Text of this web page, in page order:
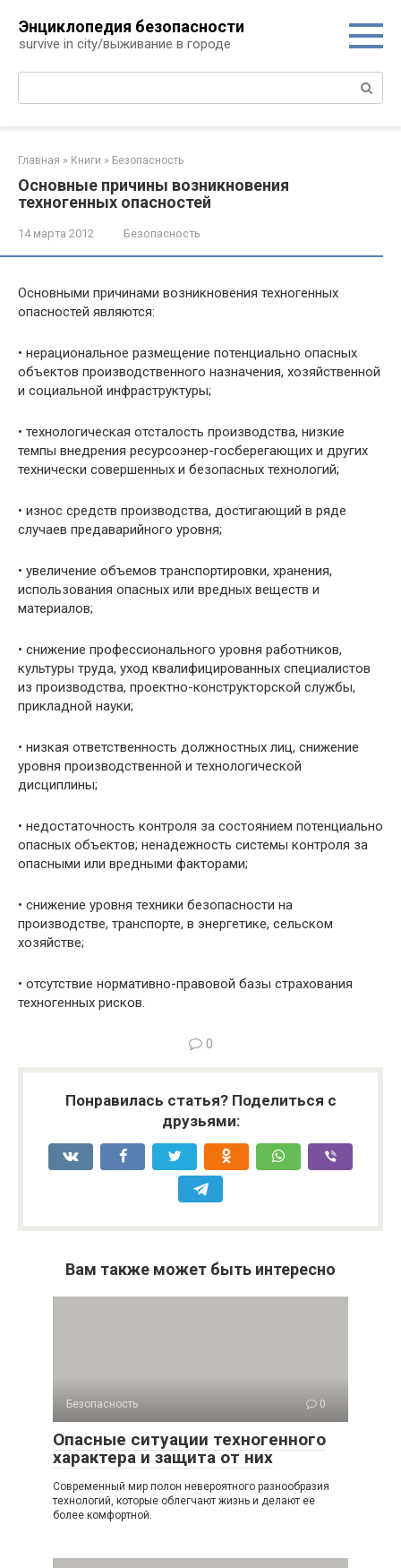
контенту
Энциклопедия безопасности
survive in city/выживание в городе
Поиск:
Главная » Книги » Безопасность
Основные причины возникновения
техногенных опасностей
14 марта 2012 Безопасность
Основными причинами возникновения техногенных
опасностей являются:
• нерациональное размещение потенциально опасных
объектов производственного назначения, хозяйственной
и социальной инфраструктуры;
• технологическая отсталость производства, низкие
темпы внедрения ресурсоэнер-госберегающих и других
технически совершенных и безопасных технологий;
• износ средств производства, достигающий в ряде
случаев предаварийного уровня;
• увеличение объемов транспортировки, хранения,
использования опасных или вред­ных веществ и
материалов;
• снижение профессионального уровня работников,
культуры труда, уход квалифи­цированных специалистов
из производства, проектно-конструкторской службы,
прикладной науки;
• низкая ответственность должностных лиц, снижение
уровня производственной и технологической
дисциплины;
• недостаточность контроля за состоянием потенциально
опасных объектов; нена­дежность системы контроля за
опасными или вредными факторами;
• снижение уровня техники безопасности на
производстве, транспорте, в энергетике, сельском
хозяйстве;
• отсутствие нормативно-правовой базы страхования
техногенных рисков.
0
Понравилась статья? Поделиться с
друзьями:
Вам также может быть интересно
Безопасность 0
Опасные ситуации техногенного
характера и защита от них
Современный мир полон невероятного разнообразия
технологий, которые облегчают жизнь и делают ее
более комфортной.